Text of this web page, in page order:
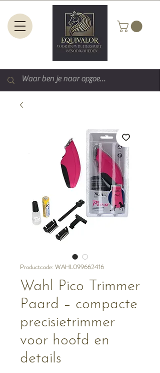
Productcode: WAHL099662416
Wahl Pico Trimmer
Paard – compacte
precisietrimmer
voor hoofd en
details